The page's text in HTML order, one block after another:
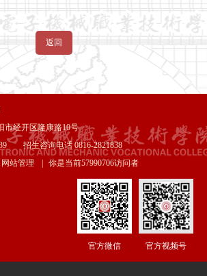
返回
市经开区隆康路10号
招生咨询电话 0816-2821838
网站管理 你是当前57990706访问者
官方视频号
官方微信